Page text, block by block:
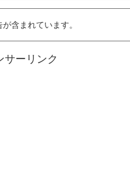
含まれています。
サーリンク